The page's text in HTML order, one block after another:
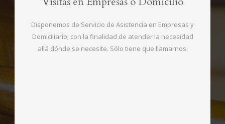
Disponemos de Servicio de Asistencia en Empresas y
Domiciliario; con la finalidad de atender la necesidad
allá dónde se necesite. Sólo tiene que llamarnos.